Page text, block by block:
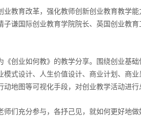
业教育改革，强化教师创新创业教育教学
子谦国际创业教育学院院长、英国创业教
《创业如何教》的教学分享。围绕创业基
模式设计、人生价值设计、商业计划、商
动地图等可视化手段，对创业教学活动进行
师们充分参与，各抒己见，就如何更好地